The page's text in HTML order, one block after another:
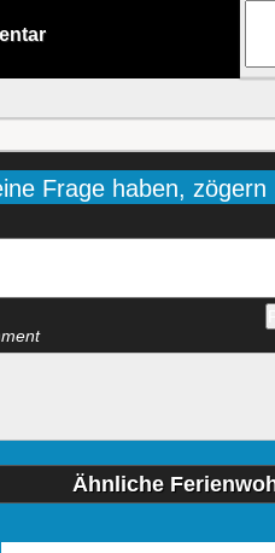
Frage haben,
Ähnliche